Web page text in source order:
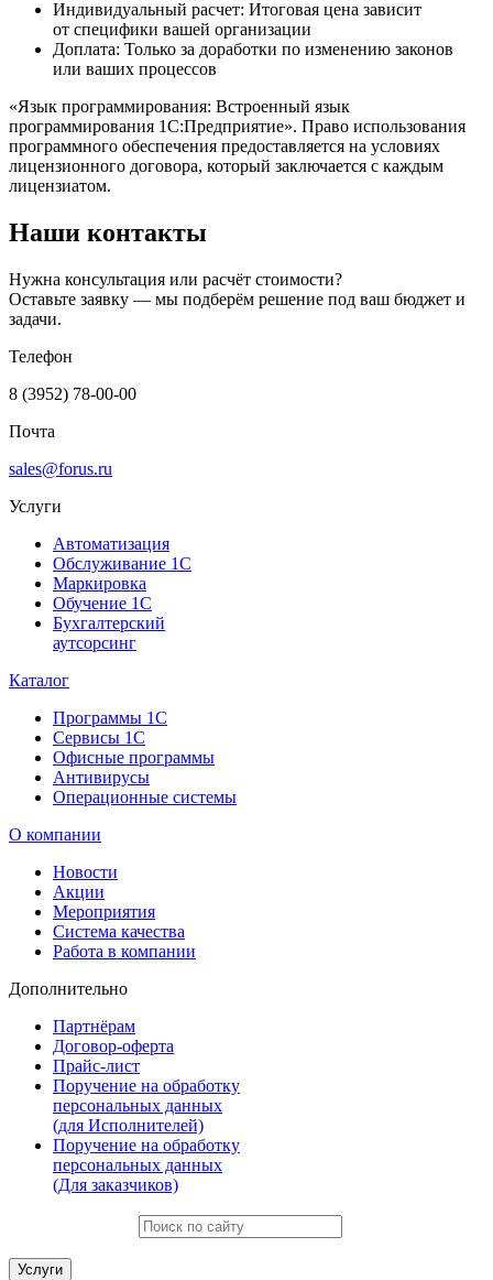
Индивидуальный расчет: Итоговая цена зависит
от специфики вашей организации
Доплата: Только за доработки по изменению законов
или ваших процессов
«Язык программирования: Встроенный язык
программирования 1С:Предприятие». Право использования
программного обеспечения предоставляется на условиях
лицензионного договора, который заключается с каждым
лицензиатом.
Наши контакты
Нужна консультация или расчёт стоимости?
Оставьте заявку — мы подберём решение под ваш бюджет и
задачи.
Телефон
8 (3952) 78-00-00
Почта
sales@forus.ru
Услуги
Автоматизация
Обслуживание 1С
Маркировка
Обучение 1С
Бухгалтерский
аутсорсинг
Каталог
Программы 1С
Сервисы 1С
Офисные программы
Антивирусы
Операционные системы
О компании
Новости
Акции
Мероприятия
Система качества
Работа в компании
Дополнительно
Партнёрам
Договор-оферта
Прайс-лист
Поручение на обработку
персональных данных
(для Исполнителей)
Поручение на обработку
персональных данных
(Для заказчиков)
Услуги